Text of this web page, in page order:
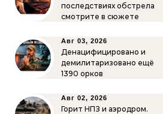
последствиях обстрела
смотрите в сюжете
Авг 03, 2026
Денацифицировано и
демилитаризовано ещё
1390 орков
Авг 02, 2026
Горит НПЗ и аэродром.